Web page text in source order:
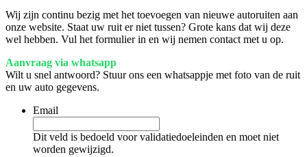
Wij zijn continu bezig met het toevoegen van nieuwe autoruiten aan
onze website. Staat uw ruit er niet tussen? Grote kans dat wij deze
wel hebben. Vul het formulier in en wij nemen contact met u op.
Aanvraag via whatsapp
Wilt u snel antwoord? Stuur ons een whatsappje met foto van de ruit
en uw auto gegevens.
Email
Dit veld is bedoeld voor validatiedoeleinden en moet niet
worden gewijzigd.